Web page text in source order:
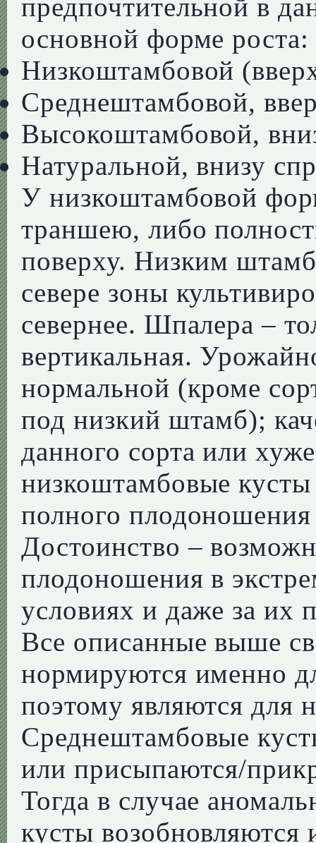
предпочтительной в
основной форме роста:
Низкоштамбовой
Среднештамбовой,
Высокоштамбовой,
Натуральной, внизу
У низкоштамбовой
траншею, либо
поверху. Низким
севере зоны
севернее. Шпалера –
вертикальная.
нормальной (кроме
под низкий штамб);
данного сорта или
низкоштамбовые
полного
Достоинство –
плодоношения в
условиях и даже за их
Все описанные выше
нормируются именно
поэтому являются для
Среднештамбовые
или присыпаются/
Тогда в случае
кусты